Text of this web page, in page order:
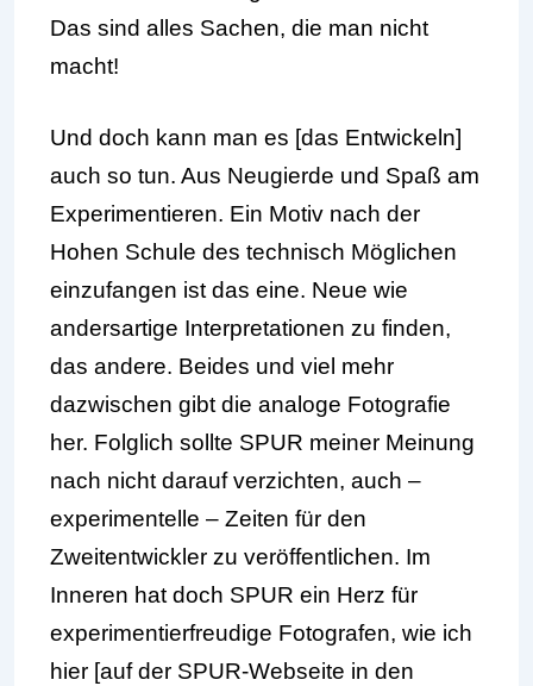
Das sind alles Sachen, die man nicht
macht!
Und doch kann man es [das Entwickeln]
auch so tun. Aus Neugierde und Spaß am
Experimentieren. Ein Motiv nach der
Hohen Schule des technisch Möglichen
einzufangen ist das eine. Neue wie
andersartige Interpretationen zu finden,
das andere. Beides und viel mehr
dazwischen gibt die analoge Fotografie
her. Folglich sollte SPUR meiner Meinung
nach nicht darauf verzichten, auch –
experimentelle – Zeiten für den
Zweitentwickler zu veröffentlichen. Im
Inneren hat doch SPUR ein Herz für
experimentierfreudige Fotografen, wie ich
hier [auf der SPUR-Webseite in den